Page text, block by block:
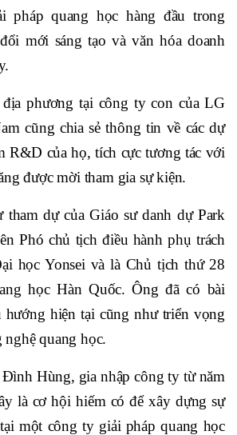
pháp quang học hàng đầu trong
mới sáng tạo và văn hóa doanh
phương tại công ty con của LG
cũng chia sẻ thông tin về các dự
R&D của họ, tích cực tương tác với
được mời tham gia sự kiện.
tham dự của Giáo sư danh dự Park
Phó chủ tịch điều hành phụ trách
học Yonsei và là Chủ tịch thứ 28
học Hàn Quốc. Ông đã có bài
hiện tại cũng như triển vọng
quang học.
Hùng, gia nhập công ty từ năm
là cơ hội hiếm có để xây dựng sự
một công ty giải pháp quang học